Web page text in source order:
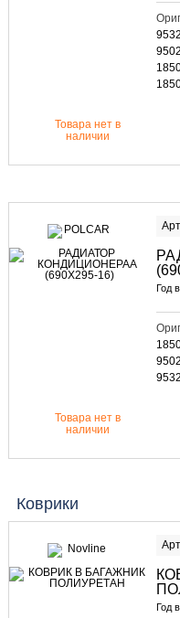
Товара нет в
наличии
Год
Товара нет в
наличии
Коврики
Год